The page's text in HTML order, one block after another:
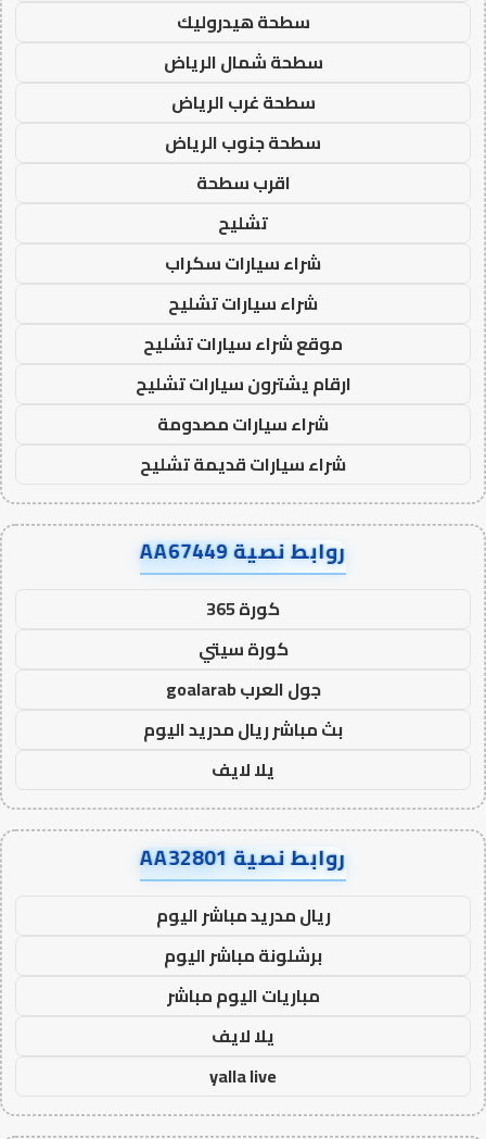
سطحة هيدروليك
سطحة شمال الرياض
سطحة غرب الرياض
سطحة جنوب الرياض
اقرب سطحة
تشليح
شراء سيارات سكراب
شراء سيارات تشليح
موقع شراء سيارات تشليح
ارقام يشترون سيارات تشليح
شراء سيارات مصدومة
شراء سيارات قديمة تشليح
روابط نصية AA67449
كورة 365
كورة سيتي
جول العرب goalarab
بث مباشر ريال مدريد اليوم
يلا لايف
روابط نصية AA32801
ريال مدريد مباشر اليوم
برشلونة مباشر اليوم
مباريات اليوم مباشر
يلا لايف
yalla live